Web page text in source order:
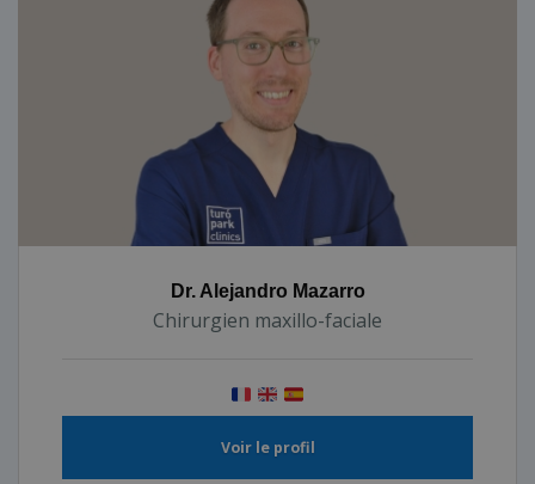
Dr. Alejandro Mazarro
Chirurgien maxillo-faciale
Voir le profil